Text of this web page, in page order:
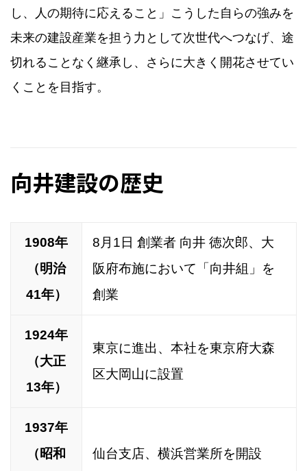
し、人の期待に応えること」こうした自らの強みを
未来の建設産業を担う力として次世代へつなげ、途
切れることなく継承し、さらに大きく開花させてい
くことを目指す。
向井建設の歴史
1908年
（明治
41年）
8月1日 創業者 向井 徳次郎、大
阪府布施において「向井組」を
創業
1924年
（大正
13年）
東京に進出、本社を東京府大森
区大岡山に設置
1937年
（昭和
仙台支店、横浜営業所を開設